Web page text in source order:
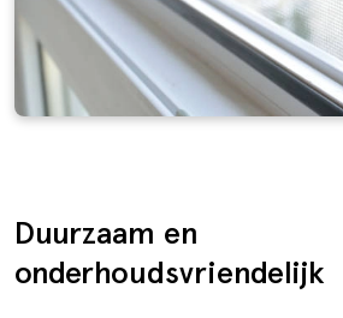
Duurzaam en
onderhoudsvriendelijk